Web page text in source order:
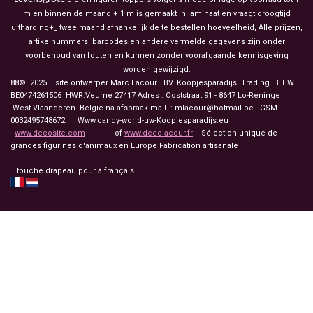
m en binnen de maand + 1 m is gemaakt in laminaat en vraagt droogtijd
uitharding+_ twee maand afhankelijk de te bestellen hoeveelheid, Alle prijzen,
artikelnummers, barcodes en andere vermelde gegevens zijn onder
voorbehoud van fouten en kunnen zonder voorafgaande kennisgeving
worden gewijzigd.
88© 2025. site ontwerper Marc Lacour BV. Koopjesparadijs Trading B.T.W
BE0474261506 HWR.Veurne 27417 Adres : Ooststraat 91 - 8647 Lo-Reninge
West-Vlaanderen België na afspraak mail : mlacour@hotmail.be GSM.
0032495748672. Www.candy-world-uw-Koopjesparadijs.eu
www.decosite.com of www.decolacour.fr Sélection unique de
grandes figurines d'animaux en Europe Fabrication artisanale
touche drapeau pour á français